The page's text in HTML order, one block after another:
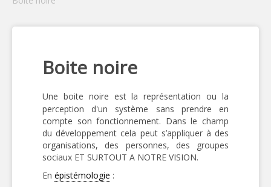
Boite noire
Une boite noire est la représentation ou la
perception d'un système sans prendre en
compte son fonctionnement. Dans le champ
du développement cela peut s’appliquer à des
organisations, des personnes, des groupes
sociaux ET SURTOUT A NOTRE VISION.
En épistémologie :